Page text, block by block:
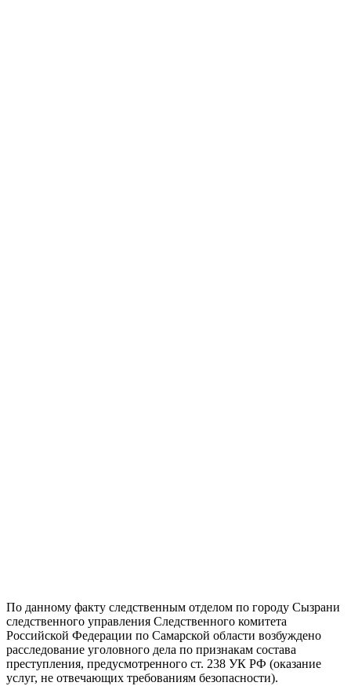
По данному факту следственным отделом по городу Сызрани
следственного управления Следственного комитета
Российской Федерации по Самарской области возбуждено
расследование уголовного дела по признакам состава
преступления, предусмотренного ст. 238 УК РФ (оказание
услуг, не отвечающих требованиям безопасности).